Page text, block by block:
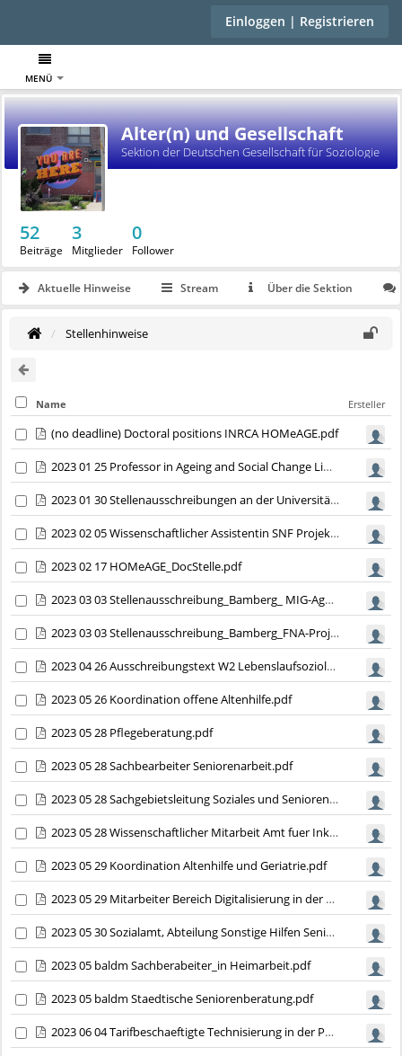
Einloggen | Registrieren
MENÜ
Alter(n) und Gesellschaft
Sektion der Deutschen Gesellschaft für Soziologie
52
Beiträge
3
Mitglieder
0
Follower
Aktuelle Hinweise Stream Über die Sektion
Stellenhinweise
Name Ersteller
(no deadline) Doctoral positions INRCA HOMeAGE.pdf
2023 01 25 Professor in Ageing and Social Change LiU 2023.pdf
2023 01 30 Stellenausschreibungen an der Universität Heidelberg_Projektkoordination SMART-AGE.pdf
2023 02 05 Wissenschaftlicher Assistentin SNF Projekt FHNW.pdf
2023 02 17 HOMeAGE_DocStelle.pdf
2023 03 03 Stellenausschreibung_Bamberg_ MIG-Age.pdf
2023 03 03 Stellenausschreibung_Bamberg_FNA-Projekt.pdf
2023 04 26 Ausschreibungstext W2 Lebenslaufsoziologie.pdf
2023 05 26 Koordination offene Altenhilfe.pdf
2023 05 28 Pflegeberatung.pdf
2023 05 28 Sachbearbeiter Seniorenarbeit.pdf
2023 05 28 Sachgebietsleitung Soziales und Senioren.pdf
2023 05 28 Wissenschaftlicher Mitarbeit Amt fuer Inklusion und Sozialplanung.pdf
2023 05 29 Koordination Altenhilfe und Geriatrie.pdf
2023 05 29 Mitarbeiter Bereich Digitalisierung in der Pflege.pdf
2023 05 30 Sozialamt, Abteilung Sonstige Hilfen SeniorInnen.pdf
2023 05 baldm Sachberabeiter_in Heimarbeit.pdf
2023 05 baldm Staedtische Seniorenberatung.pdf
2023 06 04 Tarifbeschaeftigte Technisierung in der Pflege.pdf